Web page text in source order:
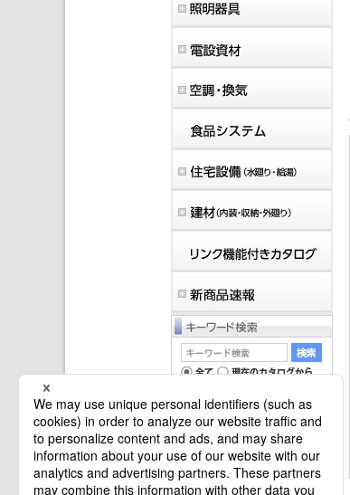
マイバインダーは空です。